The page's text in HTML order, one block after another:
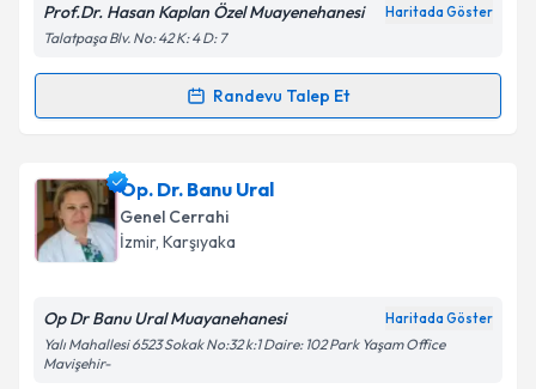
Kişisel verilerimin işlenmesine ilişkin
Aydınlatma
Metni'ni okudum ve kişisel verilerimin belirtilen
kapsamda işlenmesini kabul ediyorum.
Prof.Dr. Hasan Kaplan Özel Muayenehanesi Haritada Göster
Talatpaşa Blv. No: 42 K: 4 D: 7
Randevu Talep Et
Randevu Takvimi Talebi
Prof. Dr. Hasan Kaplaniçin randevu takvimi talebi
oluşturun. Size bu uzmandan randevu almanız için bir
takvim hazırlandığında e-posta ile bilgilendireceğiz.
Op. Dr. Banu Ural
Genel Cerrahi
İzmir, Karşıyaka
Op Dr Banu Ural Muayanehanesi Haritada Göster
Yalı Mahallesi 6523 Sokak No:32 k:1 Daire: 102 Park Yaşam Office
Mavişehir-